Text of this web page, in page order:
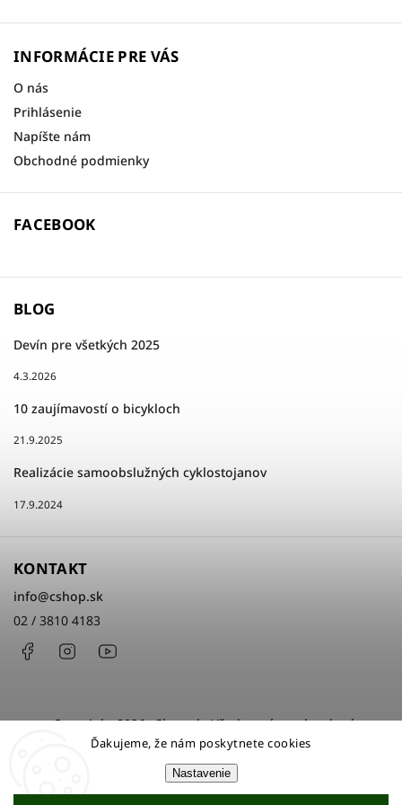
Ďakujeme, že nám poskytnete cookies
Nastavenie
INFORMÁCIE PRE VÁS
O nás
Prihlásenie
Napíšte nám
Obchodné podmienky
FACEBOOK
BLOG
Devín pre všetkých 2025
4.3.2026
10 zaujímavostí o bicykloch
21.9.2025
Realizácie samoobslužných cyklostojanov
17.9.2024
KONTAKT
info@cshop.sk
02 / 3810 4183
FacebookInstagram
Copyright 2026cShop.sk. Všetky práva vyhradené.
Upraviť nastavenie cookies
Grafický návrh vytvořil a nakódoval